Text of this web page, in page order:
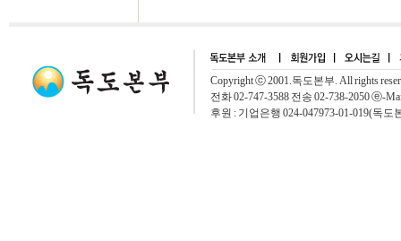
Copyright ⓒ 2001.독도본부. All rights
전화 02-747-3588 전송 02-738-2050 ⓔ-
후원 : 기업은행 024-047973-01-019(독도